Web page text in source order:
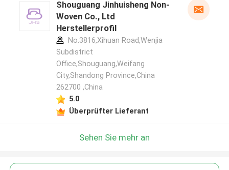
Shouguang Jinhuisheng Non-
Woven Co., Ltd
Herstellerprofil
No.3816,Xihuan Road,Wenjia
Subdistrict
Office,Shouguang,Weifang
City,Shandong Province,China
262700 ,China
5.0
Überprüfter Lieferant
Sehen Sie mehr an